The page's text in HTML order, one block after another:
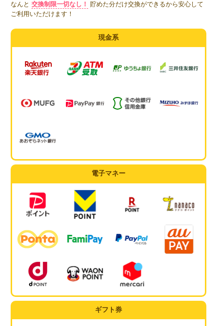
なんと 交換制限一切なし！
貯めた分だけ交換ができるから安心して
ご利用いただけます！
現金系
電子マネー
ギフト券